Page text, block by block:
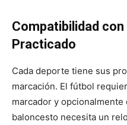
Compatibilidad
Practicado
Cada deporte tiene sus
marcación. El fútbol
marcador y
baloncesto necesita un